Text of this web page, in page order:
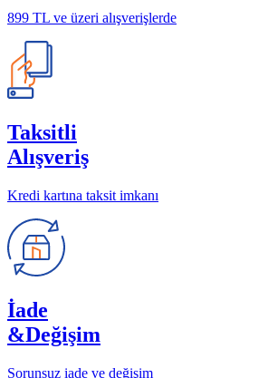
899 TL ve üzeri alışverişlerde
Taksitli
Alışveriş
Kredi kartına taksit imkanı
İade
&Değişim
Sorunsuz iade ve değişim